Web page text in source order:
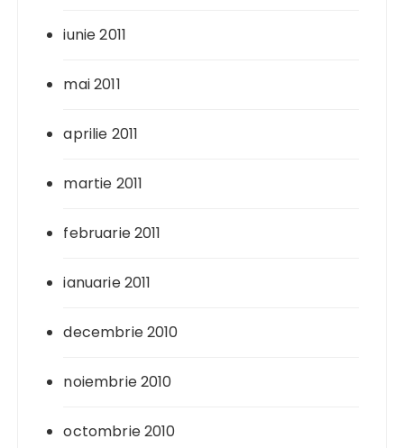
iunie 2011
mai 2011
aprilie 2011
martie 2011
februarie 2011
ianuarie 2011
decembrie 2010
noiembrie 2010
octombrie 2010